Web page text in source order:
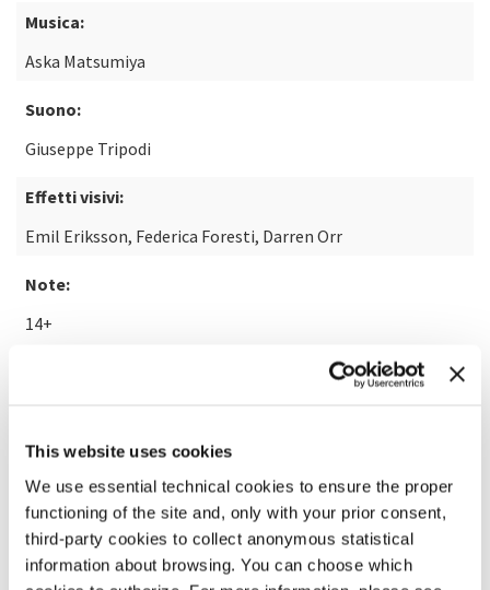
This website uses cookies
We use essential technical cookies to ensure the proper
functioning of the site and, only with your prior consent,
third-party cookies to collect anonymous statistical
information about browsing. You can choose which
Musica:
Aska Matsumiya
Suono:
Giuseppe Tripodi
Effetti visivi:
Emil Eriksson, Federica Foresti, Darren Orr
Note:
14+